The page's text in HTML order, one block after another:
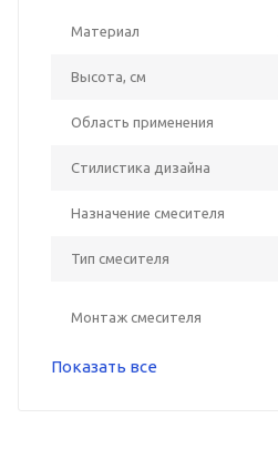
Материал
Высота, см
Область применения
Стилистика дизайна
Назначение смесителя
Тип смесителя
Монтаж смесителя
Показать все